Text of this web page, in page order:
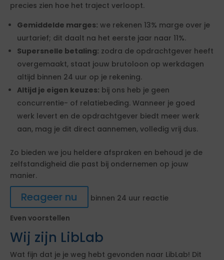
precies zien hoe het traject verloopt.
Gemiddelde marges: we rekenen 13% marge over je
uurtarief; dit daalt na het eerste jaar naar 11%.
Supersnelle betaling: zodra de opdrachtgever heeft
overgemaakt, staat jouw brutoloon op werkdagen
altijd binnen 24 uur op je rekening.
Altijd je eigen keuzes: bij ons heb je geen
concurrentie- of relatiebeding. Wanneer je goed
werk levert en de opdrachtgever biedt meer werk
aan, mag je dit direct aannemen, volledig vrij dus.
Zo bieden we jou heldere afspraken en behoud je de
zelfstandigheid die past bij ondernemen op jouw
manier.
Reageer nu
binnen 24 uur reactie
Even voorstellen
Wij zijn LibLab
Wat fijn dat je je weg hebt gevonden naar LibLab! Dit